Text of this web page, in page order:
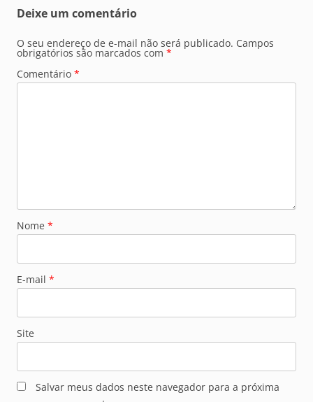
Deixe um comentário
O seu endereço de e-mail não será publicado. Campos
obrigatórios são marcados com *
Comentário *
Nome *
E-mail *
Site
Salvar meus dados neste navegador para a próxima